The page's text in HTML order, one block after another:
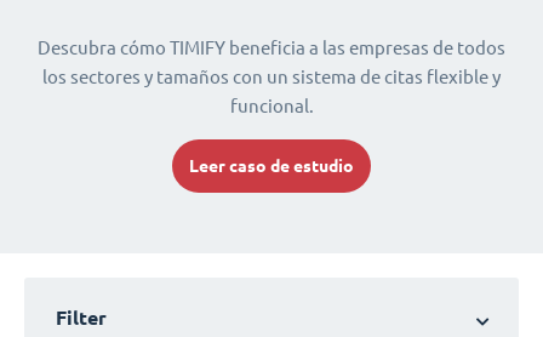
Descubra cómo TIMIFY beneficia a las empresas de todos
los sectores y tamaños con un sistema de citas flexible y
funcional.
Leer caso de estudio
Filter